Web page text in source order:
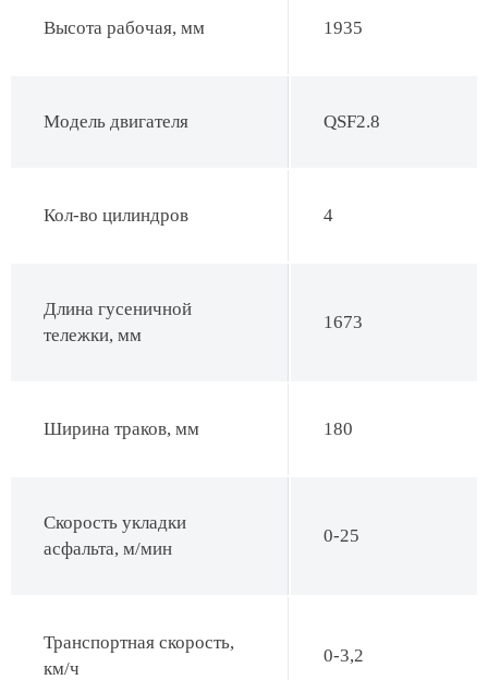
Высота рабочая, мм 1935
Модель двигателя QSF2.8
Кол-во цилиндров 4
Длина гусеничной
тележки, мм
1673
Ширина траков, мм 180
Скорость укладки
асфальта, м/мин
0-25
Транспортная скорость,
км/ч
0-3,2